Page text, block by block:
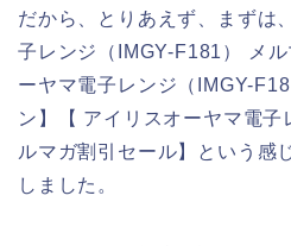
だから、とりあえず、まずは
子レンジ（IMGY-F181） メ
ーヤマ電子レンジ（IMGY-
ン】【 アイリスオーヤマ電子
ルマガ割引セール】という感
しました。